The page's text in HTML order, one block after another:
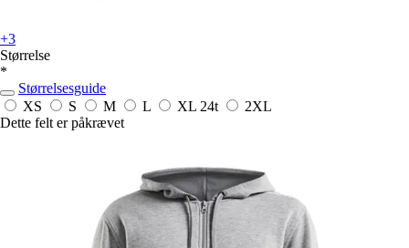
+3
Størrelse
*
Størrelsesguide
XS
S M L XL 24t
2XL
Dette felt er påkrævet